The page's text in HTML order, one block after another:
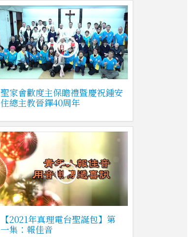
聖家會歡度主保瞻禮暨慶祝鍾安
住總主教晉鐸40周年
【2021年真理電台聖誕包】第
一集：報佳音